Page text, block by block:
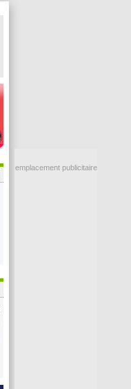
emplacement publicitaire